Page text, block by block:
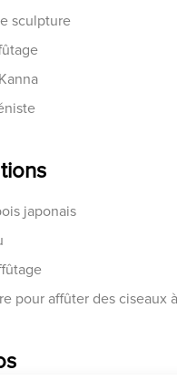
sculpture
japonais
pour affûter des ciseaux